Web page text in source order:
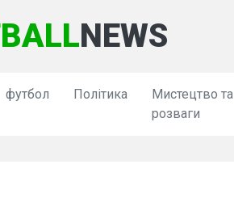
NEWS
футбол Політика
Мистецтво та
розваги